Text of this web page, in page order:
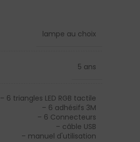
lampe au choix
5 ans
– 6 triangles LED RGB tactile
– 6 adhésifs 3M
– 6 Connecteurs
– câble USB
– manuel d'utilisation